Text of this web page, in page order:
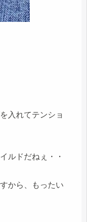
入れてテンショ
ルドだねぇ・・
から、もったい